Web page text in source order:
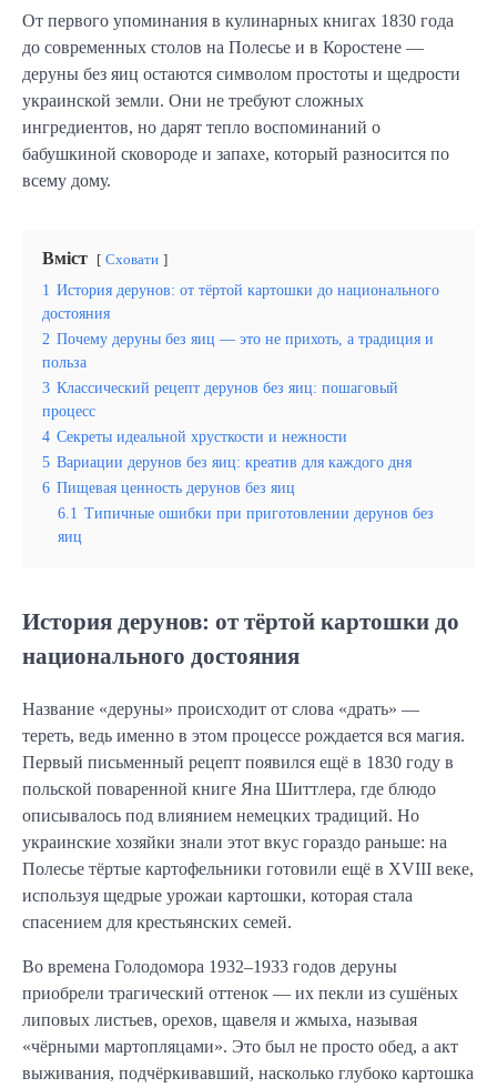
От первого упоминания в кулинарных книгах 1830 года
до современных столов на Полесье и в Коростене —
деруны без яиц остаются символом простоты и щедрости
украинской земли. Они не требуют сложных
ингредиентов, но дарят тепло воспоминаний о
бабушкиной сковороде и запахе, который разносится по
всему дому.
Вміст Сховати
1 История дерунов: от тёртой картошки до национального
достояния
2 Почему деруны без яиц — это не прихоть, а традиция и
польза
3 Классический рецепт дерунов без яиц: пошаговый
процесс
4 Секреты идеальной хрусткости и нежности
5 Вариации дерунов без яиц: креатив для каждого дня
6 Пищевая ценность дерунов без яиц
6.1 Типичные ошибки при приготовлении дерунов без
яиц
История дерунов: от тёртой картошки до
национального достояния
Название «деруны» происходит от слова «драть» —
тереть, ведь именно в этом процессе рождается вся магия.
Первый письменный рецепт появился ещё в 1830 году в
польской поваренной книге Яна Шиттлера, где блюдо
описывалось под влиянием немецких традиций. Но
украинские хозяйки знали этот вкус гораздо раньше: на
Полесье тёртые картофельники готовили ещё в XVIII веке,
используя щедрые урожаи картошки, которая стала
спасением для крестьянских семей.
Во времена Голодомора 1932–1933 годов деруны
приобрели трагический оттенок — их пекли из сушёных
липовых листьев, орехов, щавеля и жмыха, называя
«чёрными мартопляцами». Это был не просто обед, а акт
выживания, подчёркивавший, насколько глубоко картошка